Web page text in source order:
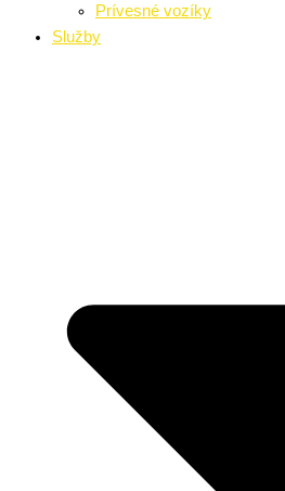
Prívesné vozíky
Služby